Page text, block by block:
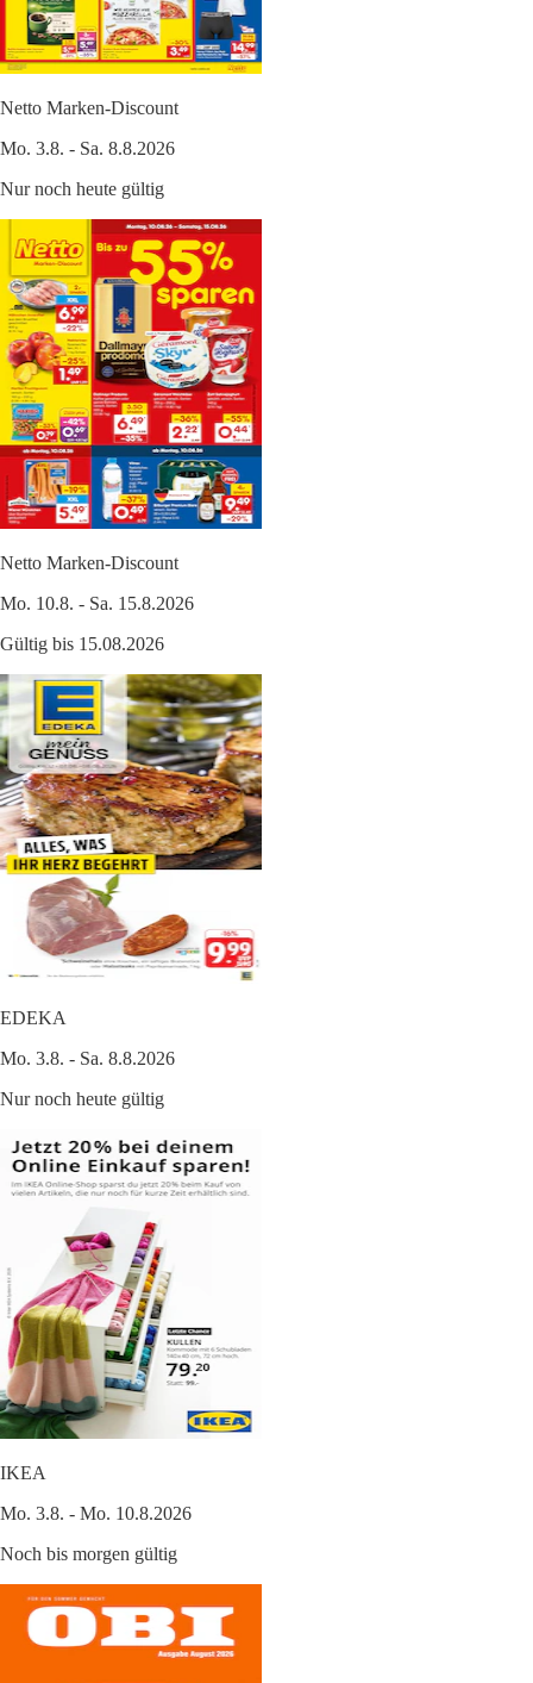
Netto Marken-Discount
Mo. 3.8. - Sa. 8.8.2026
Nur noch heute gültig
Netto Marken-Discount
Mo. 10.8. - Sa. 15.8.2026
Gültig bis 15.08.2026
EDEKA
Mo. 3.8. - Sa. 8.8.2026
Nur noch heute gültig
IKEA
Mo. 3.8. - Mo. 10.8.2026
Noch bis morgen gültig